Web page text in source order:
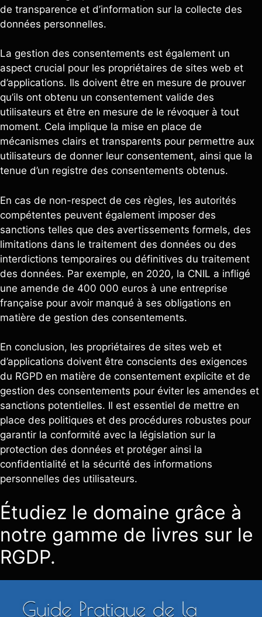
de transparence et d’information sur la collecte des
données personnelles.
La gestion des consentements est également un
aspect crucial pour les propriétaires de sites web et
d’applications. Ils doivent être en mesure de prouver
qu’ils ont obtenu un consentement valide des
utilisateurs et être en mesure de le révoquer à tout
moment. Cela implique la mise en place de
mécanismes clairs et transparents pour permettre aux
utilisateurs de donner leur consentement, ainsi que la
tenue d’un registre des consentements obtenus.
En cas de non-respect de ces règles, les autorités
compétentes peuvent également imposer des
sanctions telles que des avertissements formels, des
limitations dans le traitement des données ou des
interdictions temporaires ou définitives du traitement
des données. Par exemple, en 2020, la CNIL a infligé
une amende de 400 000 euros à une entreprise
française pour avoir manqué à ses obligations en
matière de gestion des consentements.
En conclusion, les propriétaires de sites web et
d’applications doivent être conscients des exigences
du RGPD en matière de consentement explicite et de
gestion des consentements pour éviter les amendes et
sanctions potentielles. Il est essentiel de mettre en
place des politiques et des procédures robustes pour
garantir la conformité avec la législation sur la
protection des données et protéger ainsi la
confidentialité et la sécurité des informations
personnelles des utilisateurs.
Étudiez le domaine grâce à
notre gamme de livres sur le
RGDP.